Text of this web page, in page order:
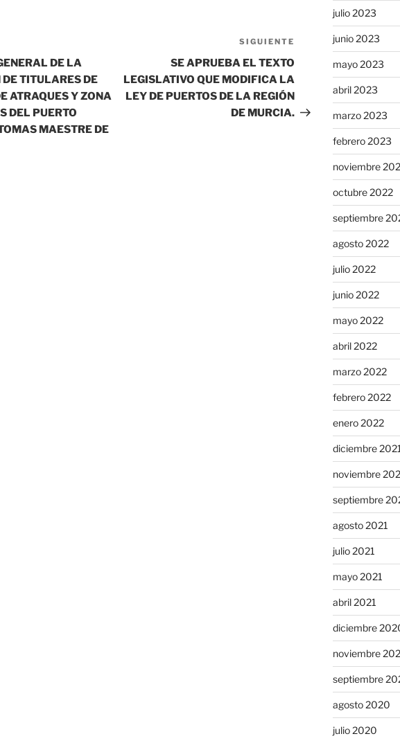
DE LA
TITULARES DE
ATRAQUES Y ZONA
DEL PUERTO
MAESTRE DE
Siguiente
entrada
SIGUIENTE
SE APRUEBA EL TEXTO
LEGISLATIVO QUE MODIFICA LA
LEY DE PUERTOS DE LA REGIÓN
DE MURCIA.
julio 2023
junio 2023
mayo 2023
abril 2023
marzo 2023
febrero 2023
noviembre
octubre 2022
septiembre
agosto 2022
julio 2022
junio 2022
mayo 2022
abril 2022
marzo 2022
febrero 2022
enero 2022
diciembre 2021
noviembre
septiembre
agosto 2021
julio 2021
mayo 2021
abril 2021
diciembre
noviembre
septiembre
agosto 2020
julio 2020